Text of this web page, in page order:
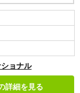
ョナル
詳細を見る